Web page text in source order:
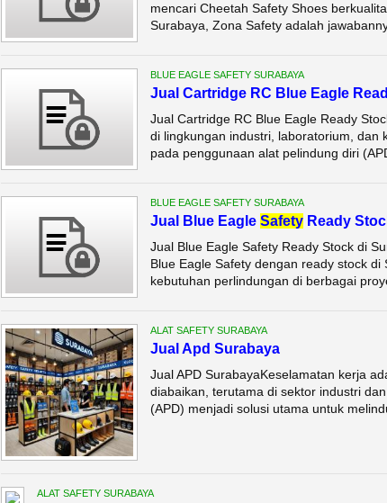
mencari Cheetah Safety Shoes
Surabaya, Zona Safety adalah
BLUE EAGLE SAFETY SURABAYA
Jual Cartridge RC Blue Eagle
Jual Cartridge RC Blue Eagle Ready
di lingkungan industri, laboratorium, dan
pada penggunaan alat pelindung diri
BLUE EAGLE SAFETY SURABAYA
Jual Blue Eagle SafetyReady
Jual Blue Eagle Safety Ready Stock di
Blue Eagle Safety dengan ready stock
kebutuhan perlindungan di berbagai
ALAT SAFETY SURABAYA
Jual Apd Surabaya
Jual APD SurabayaKeselamatan kerja
diabaikan, terutama di sektor industri
(APD) menjadi solusi utama untuk
ALAT SAFETY SURABAYA